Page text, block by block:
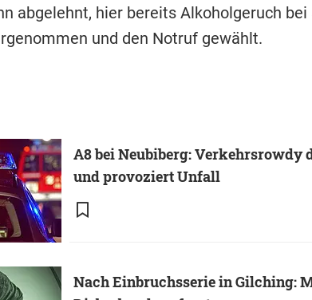
abgelehnt, hier bereits Alkoholgeruch
und den Notruf gewählt.
A8 bei Neubiberg: Verkehrsrowdy
und provoziert Unfall
Nach Einbruchsserie in Gilching: